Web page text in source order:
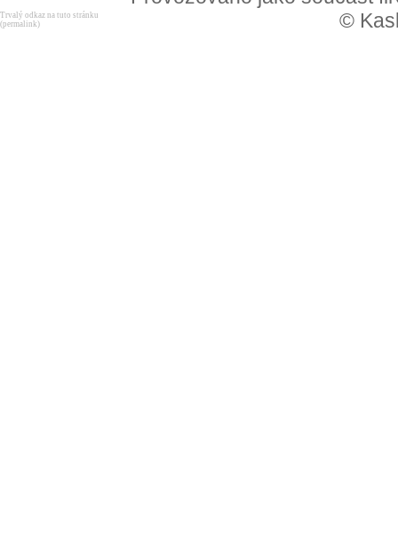
©
Trvalý odkaz na tuto stránku
(permalink)